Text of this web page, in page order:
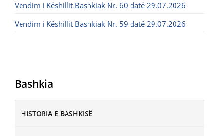
Bashkia
HISTORIA E BASHKISË
Vendim i Këshillit Bashkiak Nr. 60 datë 29.07.2026
Vendim i Këshillit Bashkiak Nr. 59 datë 29.07.2026